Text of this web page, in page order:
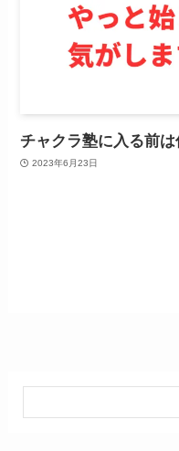
チャクラ塾に入る前
2023年6月23日